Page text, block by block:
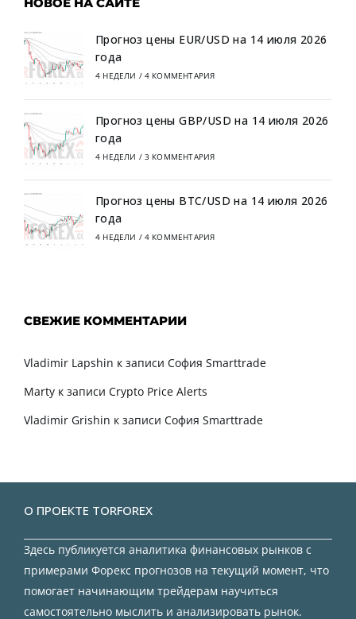
Прогноз цены EUR/USD на 14 июля 2026
года
4 НЕДЕЛИ / 4 КОММЕНТАРИЯ
Прогноз цены GBP/USD на 14 июля 2026
года
4 НЕДЕЛИ / 3 КОММЕНТАРИЯ
Прогноз цены BTC/USD на 14 июля 2026
года
4 НЕДЕЛИ / 4 КОММЕНТАРИЯ
СВЕЖИЕ КОММЕНТАРИИ
Vladimir Lapshin к записи София Smarttrade
Marty к записи Crypto Price Alerts
Vladimir Grishin к записи София Smarttrade
О ПРОЕКТЕ TORFOREX
Здесь публикуется аналитика финансовых рынков с
примерами Форекс прогнозов на текущий момент, что
помогает начинающим трейдерам научиться
самостоятельно мыслить и анализировать рынок.